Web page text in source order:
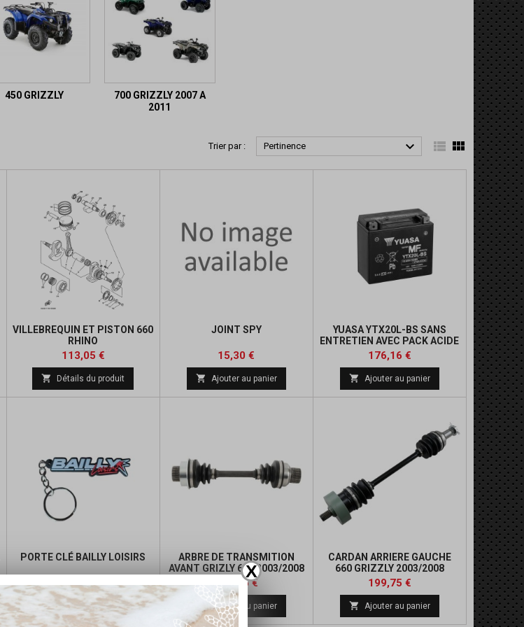
X
450 GRIZZLY
700 GRIZZLY 2007 A
2011
Trier par : Pertinence   
VILLEBREQUIN ET PISTON 660
RHINO
Prix
113,05 €Prix
de
base
 Détails du produit
JOINT SPY
Prix
15,30 €
base
 Ajouter au panier
YUASA YTX20L-BS SANS
ENTRETIEN AVEC PACK ACIDE
Prix
176,16 €
 Ajouter au panier
PORTE CLÉ BAILLY LOISIRS
Prix
3,00 €
 Ajouter au panier
ARBRE DE TRANSMITION
AVANT GRIZLY 660 2003/2008
173,35 €Prix
de
base
 Ajouter au panier
CARDAN ARRIERE GAUCHE
660 GRIZZLY 2003/2008
Prix
199,75 €Prix
de
base
 Ajouter au panier